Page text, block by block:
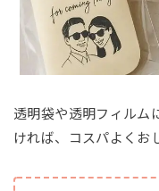
透明袋や透明フィルム
ければ、コスパよくお